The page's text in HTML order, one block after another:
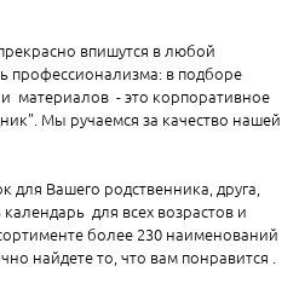
впишутся в любой
профессионализма: в подборе
материалов - это корпоративное
Мы ручаемся за качество нашей
для Вашего родственника, друга,
для всех возрастов и
более 230 наименований
найдете то, что вам понравится .